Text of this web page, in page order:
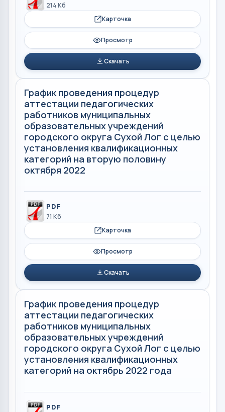
214 Кб
Карточка
Просмотр
Скачать
График проведения процедур
аттестации педагогических
работников муниципальных
образовательных учреждений
городского округа Сухой Лог с целью
установления квалификационных
категорий на вторую половину
октября 2022
PDF
71 Кб
Карточка
Просмотр
Скачать
График проведения процедур
аттестации педагогических
работников муниципальных
образовательных учреждений
городского округа Сухой Лог с целью
установления квалификационных
категорий на октябрь 2022 года
PDF